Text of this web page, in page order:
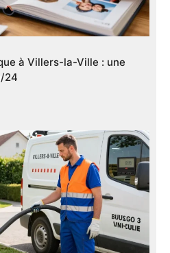
à Villers-la-Ville : une
24